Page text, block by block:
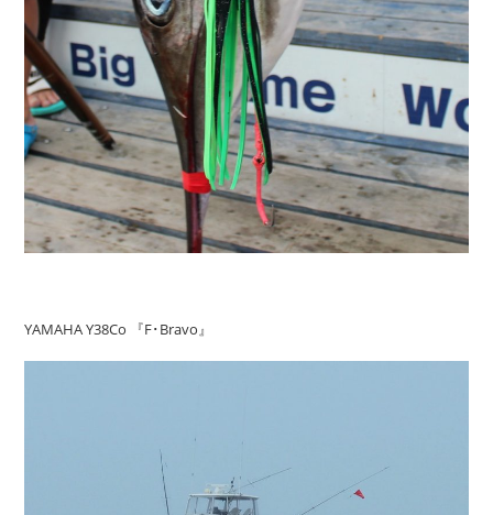
YAMAHA Y38Co 『F･Bravo』